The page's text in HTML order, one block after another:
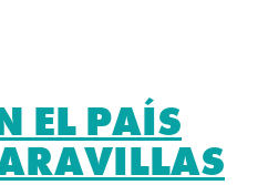
EL PAÍS